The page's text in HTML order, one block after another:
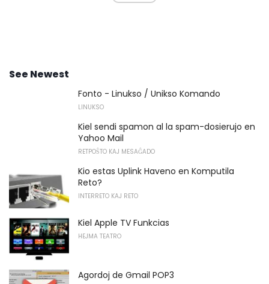
See Newest
Fonto - Linukso / Unikso Komando
LINUKSO
Kiel sendi spamon al la spam-dosierujo en
Yahoo Mail
RETPOŜTO KAJ MESAĜADO
Kio estas Uplink Haveno en Komputila
Reto?
INTERRETO KAJ RETO
Kiel Apple TV Funkcias
HEJMA TEATRO
Agordoj de Gmail POP3